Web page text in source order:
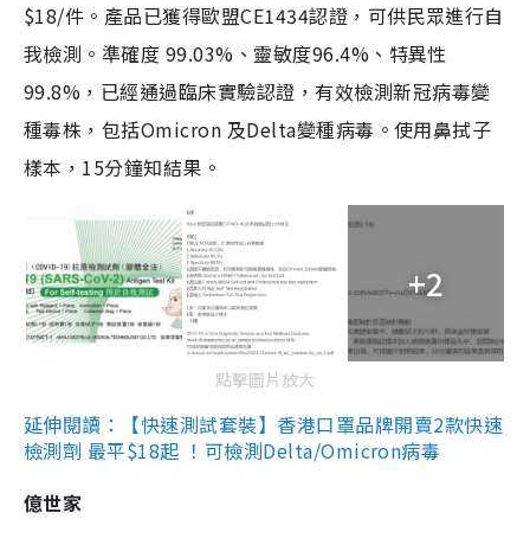
$18/件。產品已獲得歐盟CE1434認證，可供民眾進行自
我檢測。準確度 99.03%、靈敏度96.4%、特異性
99.8%，已經通過臨床實驗認證，有效檢測新冠病毒變
種毒株，包括Omicron 及Delta變種病毒。使用鼻拭子
樣本，15分鐘知結果。
+2
點擊圖片放大
延伸閱讀：【快速測試套裝】香港口罩品牌開賣2款快速
檢測劑 最平$18起 ！可檢測Delta/Omicron病毒
億世家